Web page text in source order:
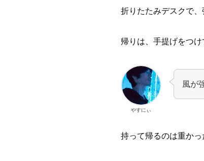
折りたたみデスクで
帰りは、手提げをつ
やすにぃ
風が
持って帰るのは重か